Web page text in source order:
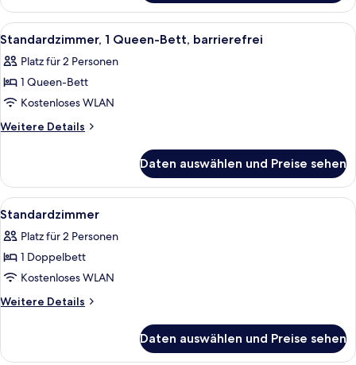
1
Queen-
Bett
Alle
Fotos
für
Standardzimmer,
1
Queen-
anzeigen
Ein modernes Hotelzimmer mit
6
Standardzimmer, 1 Queen-Bett, barrierefrei
Platz für 2 Personen
1 Queen-Bett
Kostenloses WLAN
Weitere Details
Weitere
1
Queen-
Bett,
Daten auswählen und Preise sehen
Alle
Fotos
für
Standardzimmer
anzeigen
Ein Hotelzimmer mit einem Bett,
9
Standardzimmer
Platz für 2 Personen
1 Doppelbett
Kostenloses WLAN
Weitere Details
Weitere
Daten auswählen und Preise sehen